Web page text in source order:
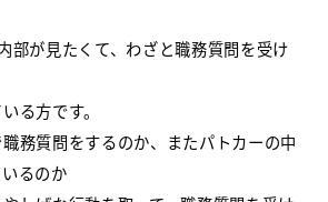
部が見たくて、わざと職務質問を受け
る方です。
務質問をするのか、またパトカーの中
るのか